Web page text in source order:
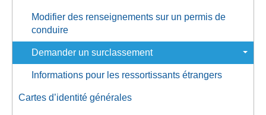
Modifier des renseignements sur un permis de
conduire
Demander un surclassement
Informations pour les ressortissants étrangers
Cartes d’identité générales